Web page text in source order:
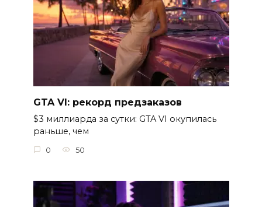
GTA VI: рекорд предзаказов
$3 миллиарда за сутки: GTA VI окупилась
раньше, чем
0 50